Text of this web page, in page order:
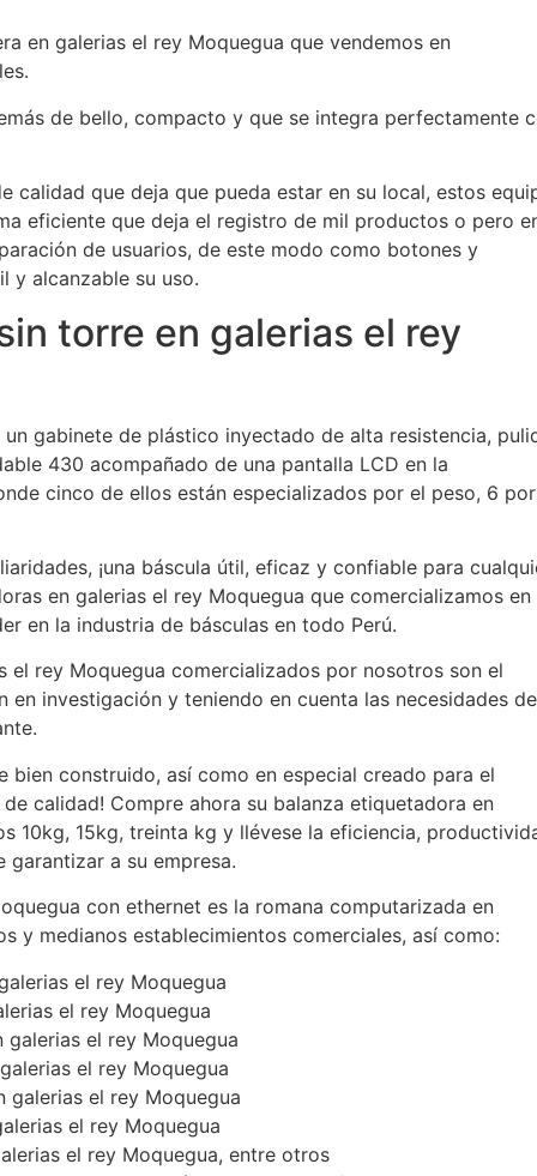
en galerias el rey Moquegua que vendemos en
de bello, compacto y que se integra perfectamente
calidad que deja que pueda estar en su local, estos
eficiente que deja el registro de mil productos o pero
de usuarios, de este modo como botones y
y alcanzable su uso.
torre en galerias el rey
gabinete de plástico inyectado de alta resistencia,
430 acompañado de una pantalla LCD en la
cinco de ellos están especializados por el peso, 6
¡una báscula útil, eficaz y confiable para
en galerias el rey Moquegua que comercializamos en
en la industria de básculas en todo Perú.
el rey Moquegua comercializados por nosotros son el
en investigación y teniendo en cuenta las necesidades de
bien construido, así como en especial creado para el
calidad! Compre ahora su balanza etiquetadora en
10kg, 15kg, treinta kg y llévese la eficiencia,
a su empresa.
con ethernet es la romana computarizada en
y medianos establecimientos comerciales, así como:
el rey Moquegua
el rey Moquegua
el rey Moquegua
el rey Moquegua
galerias el rey Moquegua
el rey Moquegua
el rey Moquegua, entre otros